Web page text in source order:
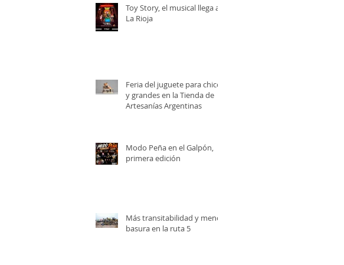
Toy Story, el musical llega a
La Rioja
Feria del juguete para chicos
y grandes en la Tienda de
Artesanías Argentinas
Modo Peña en el Galpón,
primera edición
Más transitabilidad y menos
basura en la ruta 5